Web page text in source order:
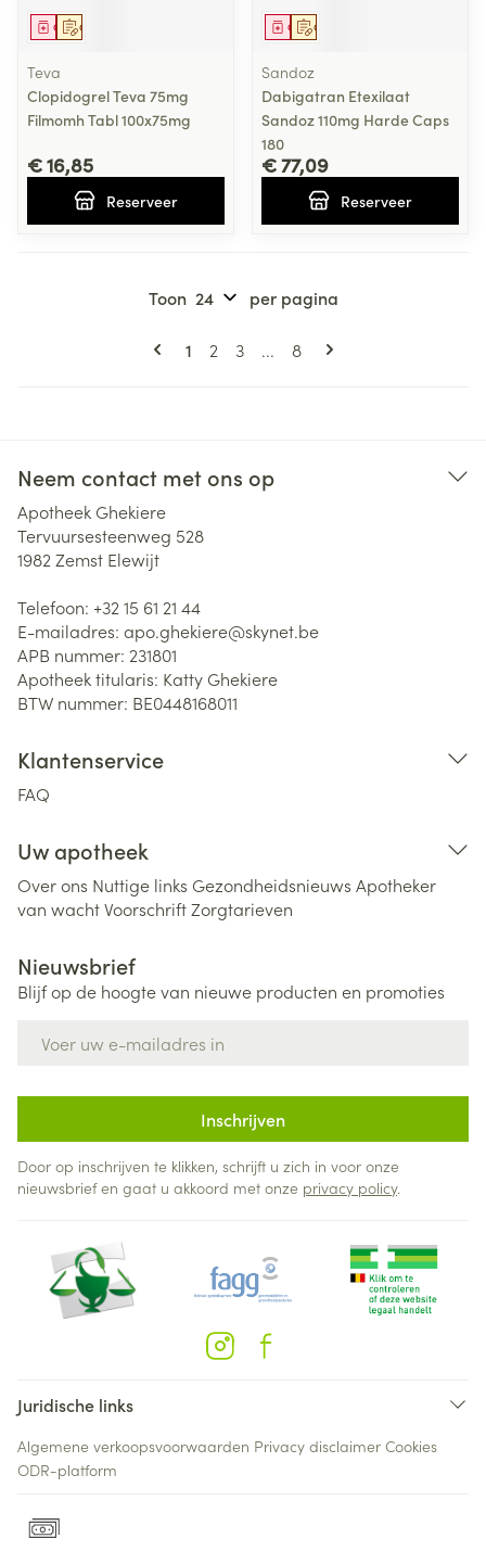
Op voorschrift
Geneesmiddel
Teva
Clopidogrel Teva 75mg
Filmomh Tabl 100x75mg
€ 16,85
Reserveer
Op voorschrift
Geneesmiddel
Sandoz
Dabigatran Etexilaat
Sandoz 110mg Harde Caps
180
€ 77,09
Reserveer
Pagina's
U lees momenteel pagina
1 Pagina
2 Pagina
3 ... Pagina
8
Toon per pagina
Neem contact met ons op
Apotheek Ghekiere
Tervuursesteenweg 528
1982 Zemst Elewijt
Telefoon: +32 15 61 21 44
E-mailadres: apo.ghekiere@skynet.be
APB nummer: 231801
Apotheek titularis: Katty Ghekiere
BTW nummer: BE0448168011
Klantenservice
FAQ
Uw apotheek
Over ons Nuttige links Gezondheidsnieuws Apotheker
van wachtVoorschriftZorgtarieven
Nieuwsbrief
Blijf op de hoogte van nieuwe producten en promoties
Inschrijven
Door op inschrijven te klikken, schrijft u zich in voor onze
nieuwsbrief en gaat u akkoord met onze privacy policy.
Juridische links
Algemene verkoopsvoorwaarden Privacy disclaimer Cookies
ODR-platform